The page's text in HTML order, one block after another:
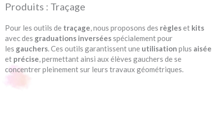
Produits : Traçage
Pour les outils de traçage, nous proposons des règleset kits
avec des graduations inverséesspécialement pour
les gauchers. Ces outils garantissent une utilisation plus aisée
et précise, permettant ainsi aux élèves gauchers de se
concentrer pleinement sur leurs travaux géométriques.